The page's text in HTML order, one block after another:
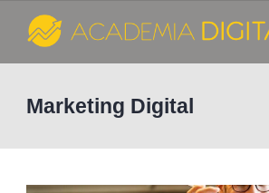
content
Marketing Digital